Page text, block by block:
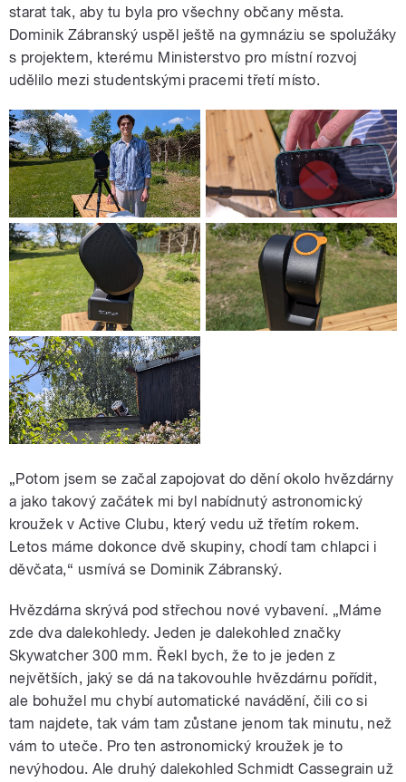
starat tak, aby tu byla pro všechny občany města.
Dominik Zábranský uspěl ještě na gymnáziu se spolužáky
s projektem, kterému Ministerstvo pro místní rozvoj
udělilo mezi studentskými pracemi třetí místo.
„Potom jsem se začal zapojovat do dění okolo hvězdárny
a jako takový začátek mi byl nabídnutý astronomický
kroužek v Active Clubu, který vedu už třetím rokem.
Letos máme dokonce dvě skupiny, chodí tam chlapci i
děvčata,“ usmívá se Dominik Zábranský.
Hvězdárna skrývá pod střechou nové vybavení. „Máme
zde dva dalekohledy. Jeden je dalekohled značky
Skywatcher 300 mm. Řekl bych, že to je jeden z
největších, jaký se dá na takovouhle hvězdárnu pořídit,
ale bohužel mu chybí automatické navádění, čili co si
tam najdete, tak vám tam zůstane jenom tak minutu, než
vám to uteče. Pro ten astronomický kroužek je to
nevýhodou. Ale druhý dalekohled Schmidt Cassegrain už